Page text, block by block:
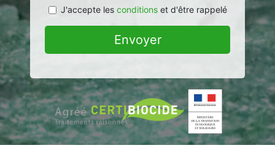
J'accepte les conditionset d'être rappelé
Envoyer